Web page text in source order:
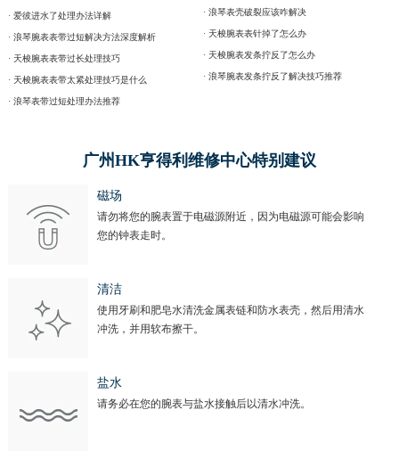
· 爱彼进水了处理办法详解
· 浪琴腕表表带过短解决方法深度解析
· 天梭腕表表带过长处理技巧
· 天梭腕表表带太紧处理技巧是什么
· 浪琴表带过短处理办法推荐
· 浪琴表壳破裂应该咋解决
· 天梭腕表表针掉了怎么办
· 天梭腕表发条拧反了怎么办
· 浪琴腕表发条拧反了解决技巧推荐
广州HK亨得利维修中心特别建议
磁场
请勿将您的腕表置于电磁源附近，因为电磁源可能会影响
您的钟表走时。
清洁
使用牙刷和肥皂水清洗金属表链和防水表壳，然后用清水
冲洗，并用软布擦干。
盐水
请务必在您的腕表与盐水接触后以清水冲洗。